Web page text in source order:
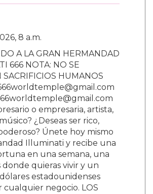
8 a.m.
A LA GRAN HERMANDAD
666 NOTA: NO SE
SACRIFICIOS HUMANOS
o empresaria, artista,
¿Deseas ser rico,
Únete hoy mismo
Illuminati y recibe una
en una semana, una
donde quieras vivir y un
estadounidenses
cualquier negocio. LOS